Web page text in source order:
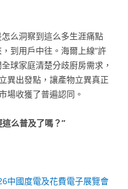
么洞察到這么多生涯痛點
到用戶中往。海爾上線“許
球家庭清楚分歧廚房需求，
異出發點，讓產物立異真正
場收獲了普遍認同。
么普及了嗎？”
中國度電及花費電子展覽會